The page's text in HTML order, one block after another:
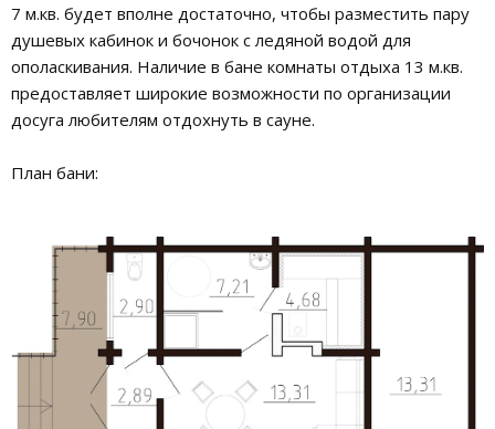
7 м.кв. будет вполне достаточно, чтобы разместить пару
душевых кабинок и бочонок с ледяной водой для
ополаскивания. Наличие в бане комнаты отдыха 13 м.кв.
предоставляет широкие возможности по организации
досуга любителям отдохнуть в сауне.
План бани: